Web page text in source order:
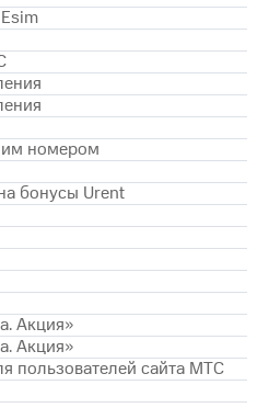
номером
бонусы Urent
Акция»
Акция»
пользователей сайта МТС